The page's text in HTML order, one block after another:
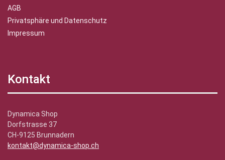
AGB
Privatsphäre und Datenschutz
Impressum
Kontakt
Dynamica Shop
Dorfstrasse 37
CH-9125 Brunnadern
kontakt@dynamica-shop.ch